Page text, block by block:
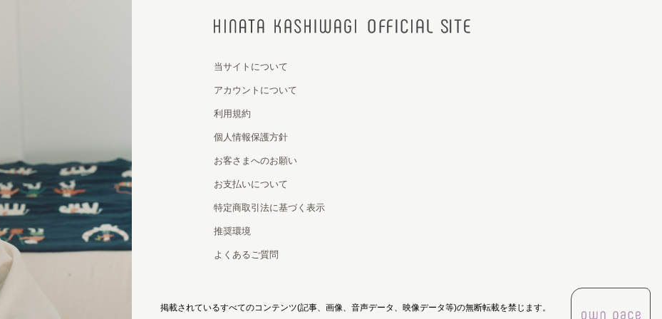
当サイトについて
アカウントについて
利用規約
個人情報保護方針
お客さまへのお願い
お支払いについて
特定商取引法に基づく表示
推奨環境
よくあるご質問
掲載されているすべてのコンテンツ(記事、画像、音声データ、映像データ等)の無断転載を禁じます。